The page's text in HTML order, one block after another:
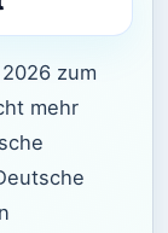
zum
mehr